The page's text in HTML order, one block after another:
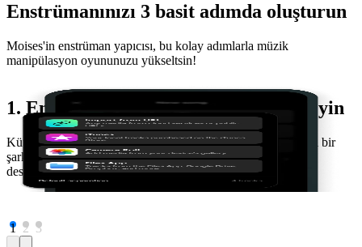
Enstrümanınızı 3 basit adımda oluşturun
Moises'in enstrüman yapıcısı, bu kolay adımlarla müzik
manipülasyon oyununuzu yükseltsin!
1. En sevdiğiniz şarkıyı seçin ve yükleyin
Kütüphanenizden veya herhangi bir genel URL'den herhangi bir
şarkı yükleyebilirsiniz. Birden çok ses ve video formatı
desteklenmektedir. Daha basit ne olabilir?
1 2 3